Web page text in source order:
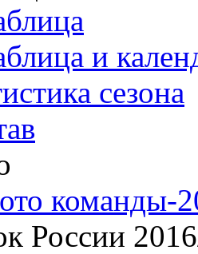
и
сезона
команды-
России